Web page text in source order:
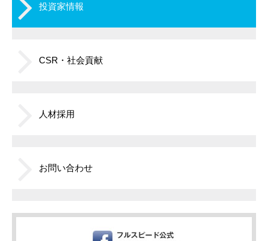
投資家情報
CSR・社会貢献
人材採用
お問い合わせ